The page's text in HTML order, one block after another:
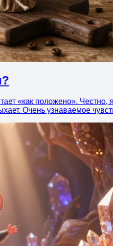
«как положено».
Очень узнаваемое